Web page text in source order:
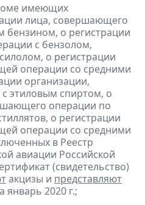
имеющих
лица, совершающего
о регистрации
с бензолом,
о регистрации
операции со средними
организации,
этиловым спиртом, о
операции по
о регистрации
операции со средними
в Реестр
авиации Российской
(свидетельство)
акцизы и представляют
январь 2020 г.;